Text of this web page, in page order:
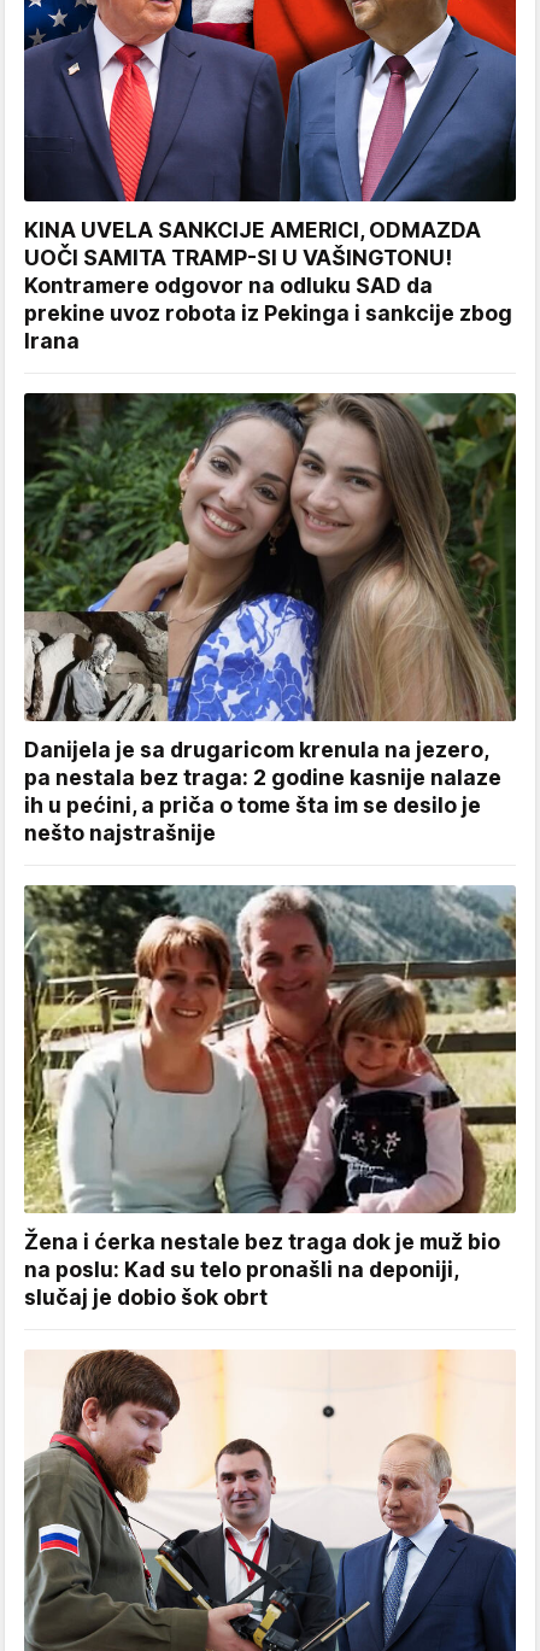
KINA UVELA SANKCIJE AMERICI, ODMAZDA
UOČI SAMITA TRAMP-SI U VAŠINGTONU!
Kontramere odgovor na odluku SAD da
prekine uvoz robota iz Pekinga i sankcije zbog
Irana
Danijela je sa drugaricom krenula na jezero,
pa nestala bez traga: 2 godine kasnije nalaze
ih u pećini, a priča o tome šta im se desilo je
nešto najstrašnije
Žena i ćerka nestale bez traga dok je muž bio
na poslu: Kad su telo pronašli na deponiji,
slučaj je dobio šok obrt